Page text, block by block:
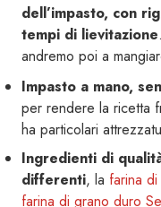
dell’impasto, con
tempi di lievitazione
andremo poi a
Impasto a mano,
per rendere la ricetta
ha particolari
Ingredienti di
differenti, la farina
farina di grano duro